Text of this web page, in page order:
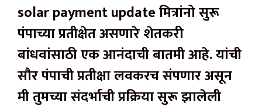
solar payment update मित्रांनो सुरू
पंपाच्या प्रतीक्षेत असणारे शेतकरी
बांधवांसाठी एक आनंदाची बातमी आहे. यांची
सौर पंपाची प्रतीक्षा लवकरच संपणार असून
मी तुमच्या संदर्भाची प्रक्रिया सुरू झालेली